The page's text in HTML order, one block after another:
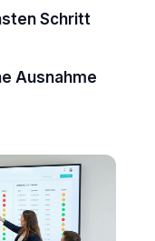
Schritt
Ausnahme